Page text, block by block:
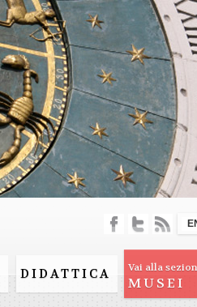
DIDATTICA Vai alla
MUSEI